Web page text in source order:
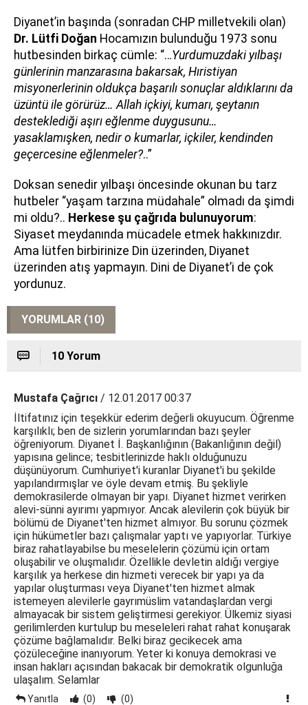
Diyanet’in başında (sonradan CHP milletvekili olan)
Dr. Lütfi Doğan Hocamızın bulunduğu 1973 sonu
hutbesinden birkaç cümle: “…Yurdumuzdaki yılbaşı
günlerinin manzarasına bakarsak, Hıristiyan
misyonerlerinin oldukça başarılı sonuçlar aldıklarını da
üzüntü ile görürüz… Allah içkiyi, kumarı, şeytanın
desteklediği aşırı eğlenme duygusunu…
yasaklamışken, nedir o kumarlar, içkiler, kendinden
geçercesine eğlenmeler?..”
Doksan senedir yılbaşı öncesinde okunan bu tarz
hutbeler “yaşam tarzına müdahale” olmadı da şimdi
mi oldu?.. Herkese şu çağrıda bulunuyorum:
Siyaset meydanında mücadele etmek hakkınızdır.
Ama lütfen birbirinize Din üzerinden, Diyanet
üzerinden atış yapmayın. Dini de Diyanet’i de çok
yordunuz.
YORUMLAR (10)
10 Yorum
Mustafa Çağrıcı / 12.01.2017 00:37
İltifatınız için teşekkür ederim değerli okuyucum. Öğrenme
karşılıklı; ben de sizlerin yorumlarından bazı şeyler
öğreniyorum. Diyanet İ. Başkanlığının (Bakanlığının değil)
yapısına gelince; tesbitlerinizde haklı olduğunuzu
düşünüyorum. Cumhuriyet'i kuranlar Diyanet'i bu şekilde
yapılandırmışlar ve öyle devam etmiş. Bu şekliyle
demokrasilerde olmayan bir yapı. Diyanet hizmet verirken
alevi-sünni ayırımı yapmıyor. Ancak alevilerin çok büyük bir
bölümü de Diyanet'ten hizmet almıyor. Bu sorunu çözmek
için hükümetler bazı çalışmalar yaptı ve yapıyorlar. Türkiye
biraz rahatlayabilse bu meselelerin çözümü için ortam
oluşabilir ve oluşmalıdır. Özellikle devletin aldığı vergiye
karşılık ya herkese din hizmeti verecek bir yapı ya da
yapılar oluşturması veya Diyanet'ten hizmet almak
istemeyen alevilerle gayrımüslim vatandaşlardan vergi
almayacak bir sistem geliştirmesi gerekiyor. Ülkemiz siyasi
gerilimlerden kurtulup bu meseleleri rahat rahat konuşarak
çözüme bağlamalıdır. Belki biraz gecikecek ama
çözüleceğine inanıyorum. Yeter ki konuya demokrasi ve
insan hakları açısından bakacak bir demokratik olgunluğa
ulaşalım. Selamlar
Yanıtla (0) (0)